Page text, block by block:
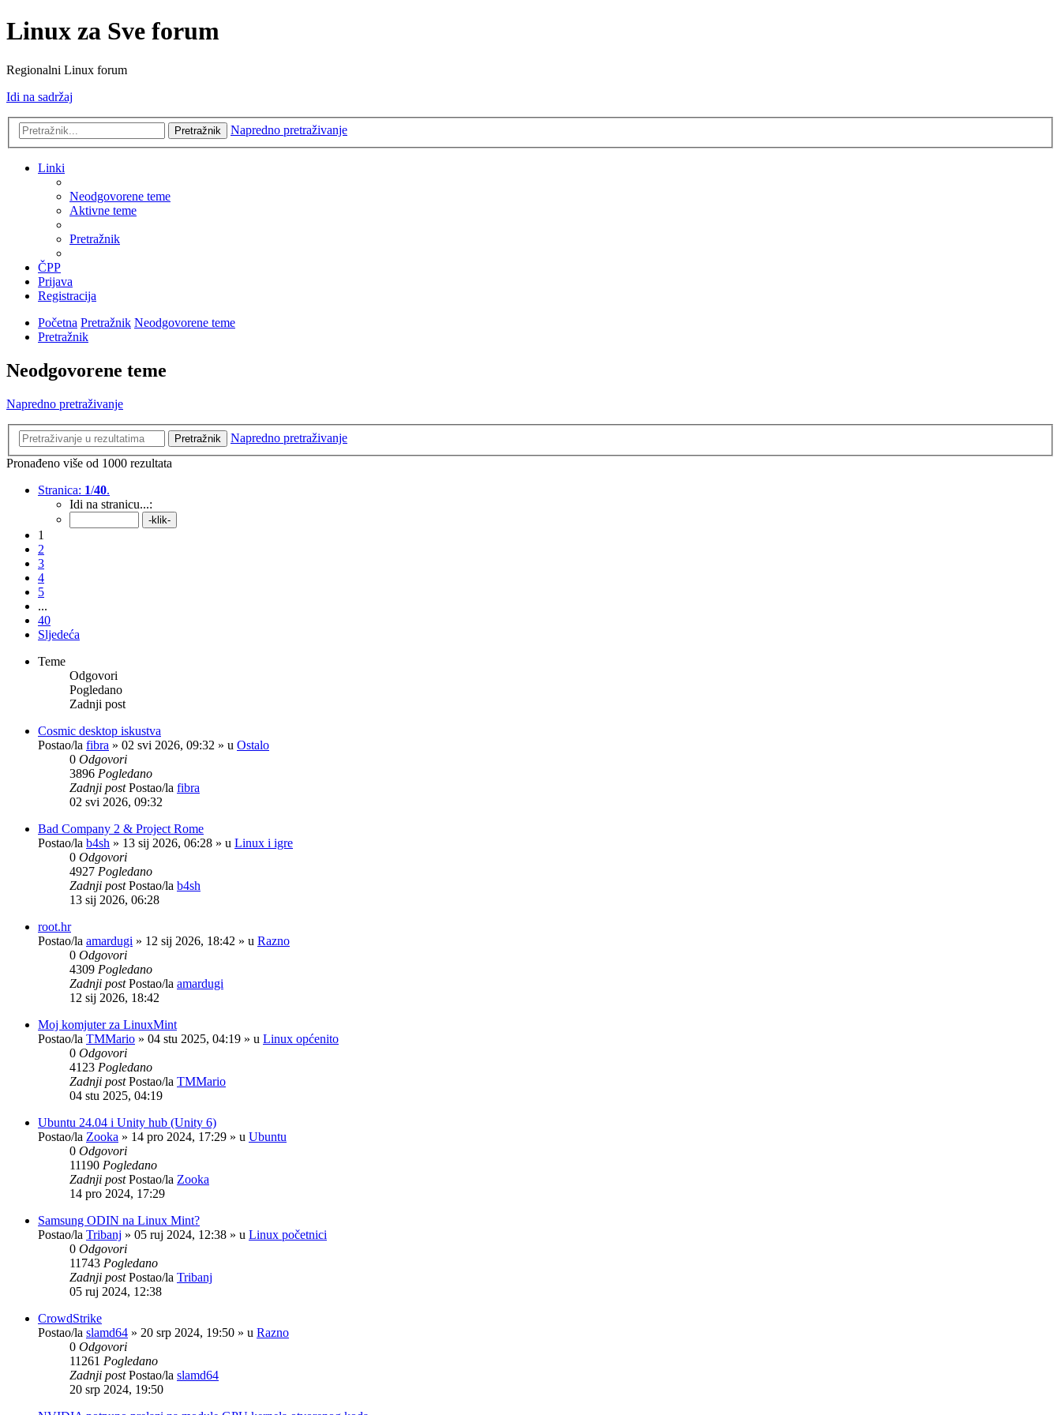
Linux za Sve forum
Regionalni Linux forum
Idi na sadržaj
Pretražnik Napredno pretraživanje
Linki
Neodgovorene teme
Aktivne teme
Pretražnik
ČPP
Prijava
Registracija
Početna Pretražnik Neodgovorene teme
Pretražnik
Neodgovorene teme
Napredno pretraživanje
Pretražnik
Napredno pretraživanje
Pronađeno više od 1000 rezultata
Stranica: 1/40.
Idi na stranicu...:
1
2
3
4
5
...
40
Sljedeća
Teme
Odgovori
Pogledano
Zadnji post
Cosmic desktop iskustva
Postao/la fibra » 02 svi 2026, 09:32 » u Ostalo
0 Odgovori
3896 Pogledano
Zadnji postPostao/la fibra
02 svi 2026, 09:32
Bad Company 2 & Project Rome
Postao/la b4sh » 13 sij 2026, 06:28 » u Linux i igre
0 Odgovori
4927 Pogledano
Zadnji postPostao/la b4sh
13 sij 2026, 06:28
root.hr
Postao/la amardugi » 12 sij 2026, 18:42 » u Razno
0 Odgovori
4309 Pogledano
Zadnji postPostao/la amardugi
12 sij 2026, 18:42
Moj komjuter za LinuxMint
Postao/la TMMario » 04 stu 2025, 04:19 » u Linux općenito
0 Odgovori
4123 Pogledano
Zadnji postPostao/la TMMario
04 stu 2025, 04:19
Ubuntu 24.04 i Unity hub (Unity 6)
Postao/la Zooka » 14 pro 2024, 17:29 » u Ubuntu
0 Odgovori
11190 Pogledano
Zadnji postPostao/la Zooka
14 pro 2024, 17:29
Samsung ODIN na Linux Mint?
Postao/la Tribanj » 05 ruj 2024, 12:38 » u Linux početnici
0 Odgovori
11743 Pogledano
Zadnji postPostao/la Tribanj
05 ruj 2024, 12:38
CrowdStrike
Postao/la slamd64 » 20 srp 2024, 19:50 » u Razno
0 Odgovori
11261 Pogledano
Zadnji postPostao/la slamd64
20 srp 2024, 19:50